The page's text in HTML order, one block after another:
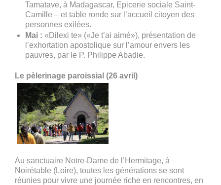
Tamatave, à Madagascar, Epicerie sociale Saint-
Camille – et table ronde sur l’accueil citoyen des
personnes exilées.
Mai : «Dilexi te» («Je t’ai aimé»), présentation de
l’exhortation apostolique sur l’amour envers les
pauvres, par le P. Philippe Abadie.
Le pèlerinage paroissial (26 avril)
Au sanctuaire Notre-Dame de l’Hermitage, à
Noirétable (Loire), toutes les générations se sont
réunies pour vivre une journée riche en rencontres, en